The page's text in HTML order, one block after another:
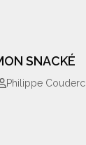
SNACKÉ
Philippe Couderc